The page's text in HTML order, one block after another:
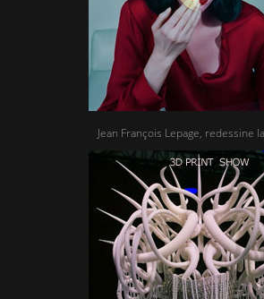
Jean François Lepage, redessine